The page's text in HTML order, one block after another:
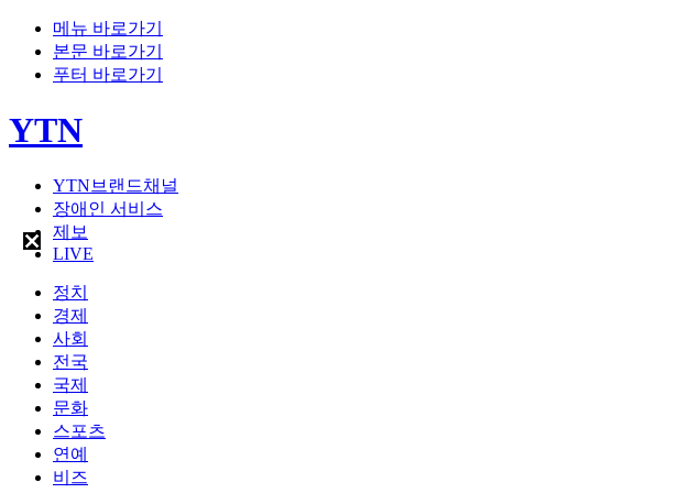
메뉴 바로가기
본문 바로가기
푸터 바로가기
YTN
YTN브랜드채널
장애인 서비스
제보
LIVE
정치
경제
사회
전국
국제
문화
스포츠
연예
비즈